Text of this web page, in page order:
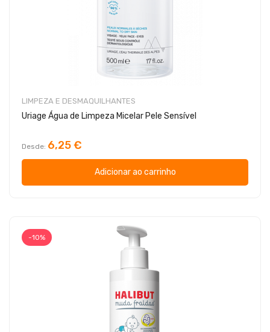
LIMPEZA E DESMAQUILHANTES
Uriage Água de Limpeza Micelar Pele Sensível
Desde 6,25 €
Adicionar ao carrinho
-10%